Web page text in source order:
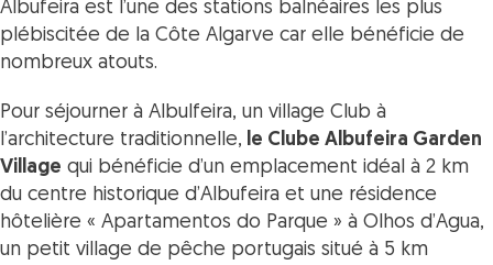
Albufeira est l’une des stations balnéaires les plus
plébiscitée de la Côte Algarve car elle bénéficie de
nombreux atouts.
Pour séjourner à Albulfeira, un village Club à
l’architecture traditionnelle, le Clube Albufeira Garden
Village qui bénéficie d’un emplacement idéal à 2 km
du centre historique d’Albufeira et une résidence
hôtelière « Apartamentos do Parque » à Olhos d’Agua,
un petit village de pêche portugais situé à 5 km